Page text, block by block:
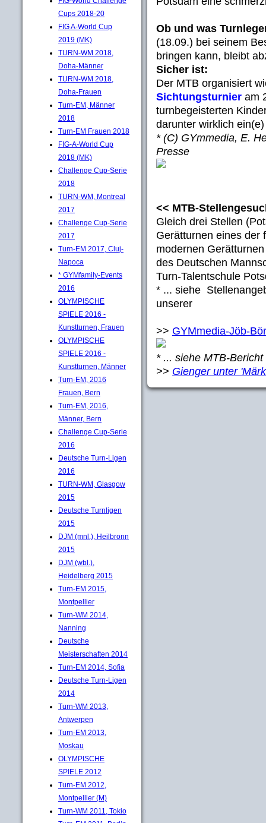
Cups 2018-20
FIG A-World Cup
2019 (MK)
TURN-WM 2018,
Doha-Männer
TURN-WM 2018,
Doha-Frauen
Turn-EM, Männer
2018
Turn-EM Frauen 2018
FIG-A-World Cup
2018 (MK)
Challenge Cup-Serie
2018
TURN-WM, Montreal
2017
Challenge Cup-Serie
2017
Turn-EM 2017, Cluj-
Napoca
* GYMfamily-Events
2016
OLYMPISCHE
SPIELE 2016 -
Kunstturnen, Frauen
OLYMPISCHE
SPIELE 2016 -
Kunstturnen, Männer
Turn-EM, 2016
Frauen, Bern
Turn-EM, 2016,
Männer, Bern
Challenge Cup-Serie
2016
Deutsche Turn-Ligen
2016
TURN-WM, Glasgow
2015
Deutsche Turnligen
2015
DJM (mnl.), Heilbronn
2015
DJM (wbl.),
Heidelberg 2015
Turn-EM 2015,
Montpellier
Turn-WM 2014,
Nanning
Deutsche
Meisterschaften 2014
Turn-EM 2014, Sofia
Deutsche Turn-Ligen
2014
Turn-WM 2013,
Antwerpen
Turn-EM 2013,
Moskau
OLYMPISCHE
SPIELE 2012
Turn-EM 2012,
Montpellier (M)
Turn-WM 2011, Tokio
Ob und was
(18.09.) bei seinem
bringen kann, bleibt
Sicher ist:
Der MTB organisiert
Sichtungsturnier am
turnbegeisterten
darunter wirklich
* (C) GYmmedia, E.
Presse
<< MTB-
Gleich drei Stellen
Gerätturnen eines der
modernen
des Deutschen
Turn-Talentschule
* ... siehe
unserer
>> GYMmedia-Jöb-
* ... siehe MTB-
>> Gienger unter